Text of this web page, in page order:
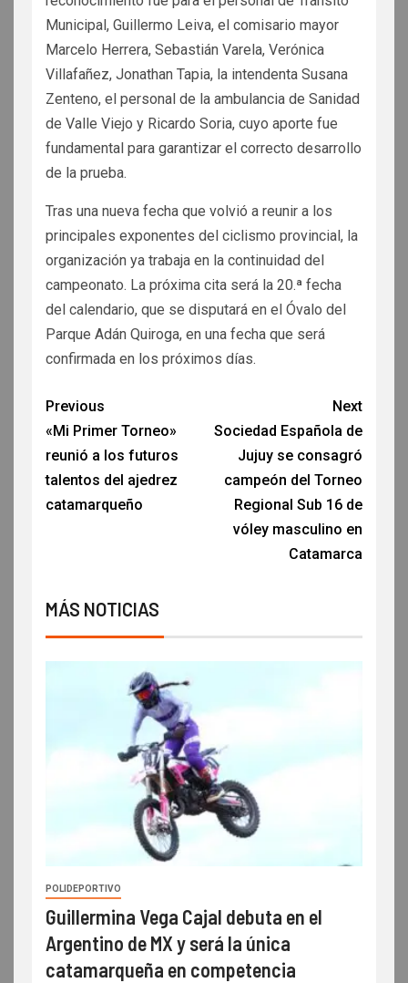
Municipal, Guillermo Leiva, el comisario mayor
Marcelo Herrera, Sebastián Varela, Verónica
Villafañez, Jonathan Tapia, la intendenta Susana
Zenteno, el personal de la ambulancia de Sanidad
de Valle Viejo y Ricardo Soria, cuyo aporte fue
fundamental para garantizar el correcto desarrollo
de la prueba.
Tras una nueva fecha que volvió a reunir a los
principales exponentes del ciclismo provincial, la
organización ya trabaja en la continuidad del
campeonato. La próxima cita será la 20.ª fecha
del calendario, que se disputará en el Óvalo del
Parque Adán Quiroga, en una fecha que será
confirmada en los próximos días.
Previous
«Mi Primer Torneo»
reunió a los futuros
talentos del ajedrez
catamarqueño
Next
Sociedad Española de
Jujuy se consagró
campeón del Torneo
Regional Sub 16 de
vóley masculino en
Catamarca
MÁS NOTICIAS
POLIDEPORTIVO
Guillermina Vega Cajal debuta en el
Argentino de MX y será la única
catamarqueña en competencia